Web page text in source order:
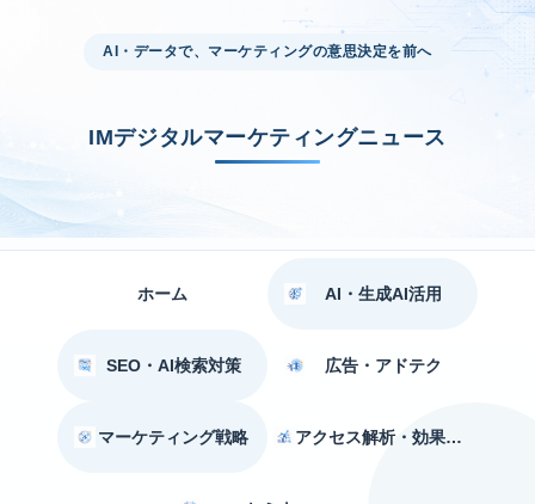
AI・データで、マーケティングの意思決定を前へ
IMデジタルマーケティングニュース
ホーム AI・生成AI活用
SEO・AI検索対策 広告・アドテク
マーケティング戦略 アクセス解析・効果測定